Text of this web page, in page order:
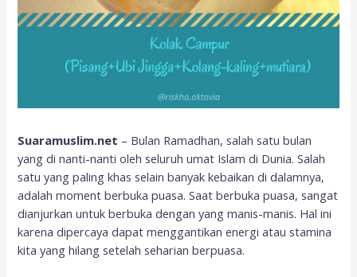
Suaramuslim.net – Bulan Ramadhan, salah satu bulan
yang di nanti-nanti oleh seluruh umat Islam di Dunia. Salah
satu yang paling khas selain banyak kebaikan di dalamnya,
adalah moment berbuka puasa. Saat berbuka puasa, sangat
dianjurkan untuk berbuka dengan yang manis-manis. Hal ini
karena dipercaya dapat menggantikan energi atau stamina
kita yang hilang setelah seharian berpuasa.